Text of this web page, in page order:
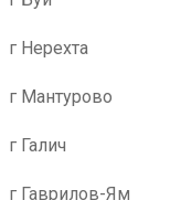
г Нерехта
г Мантурово
г Галич
г Гаврилов-Ям